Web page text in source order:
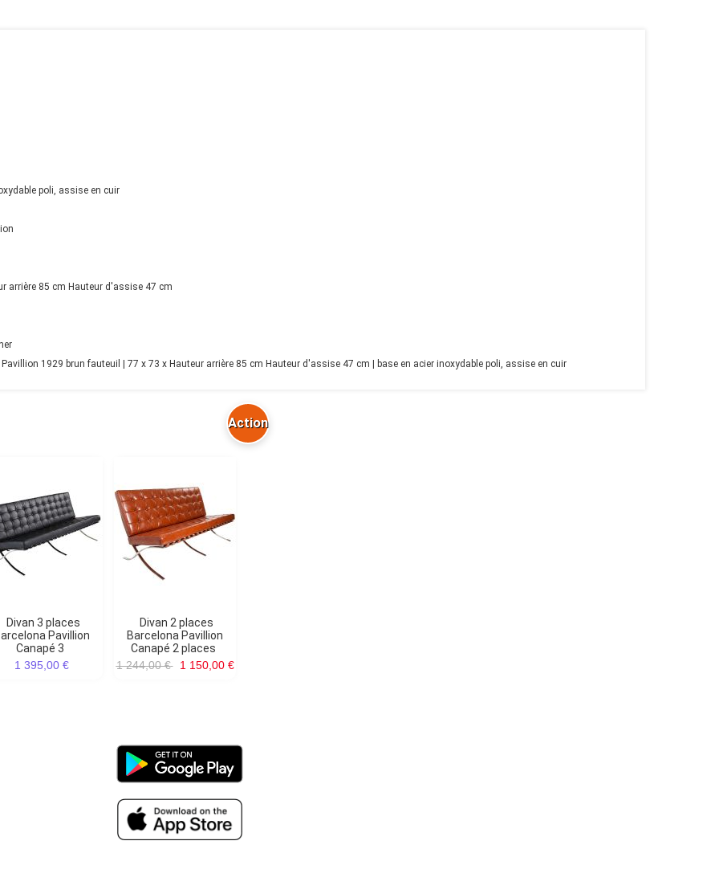
poli, assise en cuir
arrière 85 cm Hauteur d'assise 47 cm
Pavillion 1929 brun fauteuil | 77 x 73 x Hauteur arrière 85 cm Hauteur d'assise 47 cm | base en acier inoxydable poli, assise en cuir
Divan 3 places
Pavillion
Canapé 3
1 395,00 €
Divan 2 places
Barcelona Pavillion
Canapé 2 places
Action
1 244,00 € 1 150,00 €